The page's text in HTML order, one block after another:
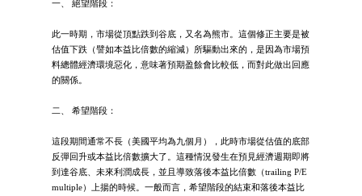
一、 絕望階段：
此一時期，市場從頂點跌到谷底，又名為熊市。這個修正主要是被
估值下跌（譬如本益比倍數的縮減）所驅動出來的，是因為市場預
料總體經濟環境惡化，意味著預期盈餘會比較低，而對此做出回應
的關係。
二、 希望階段：
這段期間通常不長（美國平均為九個月），此時市場從估值的底部
反彈回升或本益比倍數擴大了。這種情況發生在預見經濟週期即將
到達谷底、未來利潤成長，並且導致落後本益比倍數（trailing P/E
multiple）上揚的時候。一般而言，希望階段的結束和落後本益比